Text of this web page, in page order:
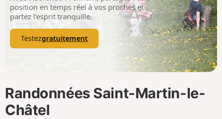
p
position en temps réel à vos proches et
partez l’esprit tranquille.
Testezgratuitement
Randonnées Saint-Martin-le-
Châtel